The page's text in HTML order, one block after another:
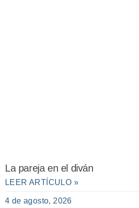
La pareja en el diván
LEER ARTÍCULO »
4 de agosto, 2026